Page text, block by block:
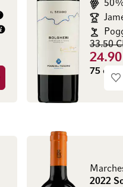
33.50
75 cl
2022